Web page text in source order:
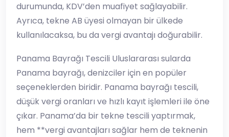
durumunda, KDV’den muafiyet sağlayabilir.
Ayrıca, tekne AB üyesi olmayan bir ülkede
kullanılacaksa, bu da vergi avantajı doğurabilir.
Panama Bayrağı Tescili Uluslararası sularda
Panama bayrağı, denizciler için en popüler
seçeneklerden biridir. Panama bayrağı tescili,
düşük vergi oranları ve hızlı kayıt işlemleri ile öne
çıkar. Panama’da bir tekne tescili yaptırmak,
hem **vergi avantajları sağlar hem de teknenin